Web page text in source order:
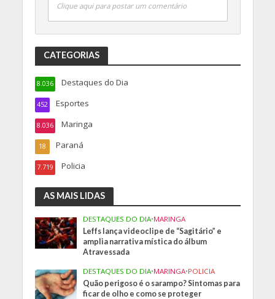
Clique aqui para postar um comentário
CATEGORIAS
Destaques do Dia
8.036
Esportes
452
Maringa
8.036
Paraná
18
Policia
7.719
AS MAIS LIDAS
DESTAQUES DO DIA•MARINGA
Leffs lança videoclipe de “Sagitário” e
amplia narrativa mística do álbum
Atravessada
DESTAQUES DO DIA•MARINGA•POLICIA
Quão perigoso é o sarampo? Sintomas para
ficar de olho e como se proteger